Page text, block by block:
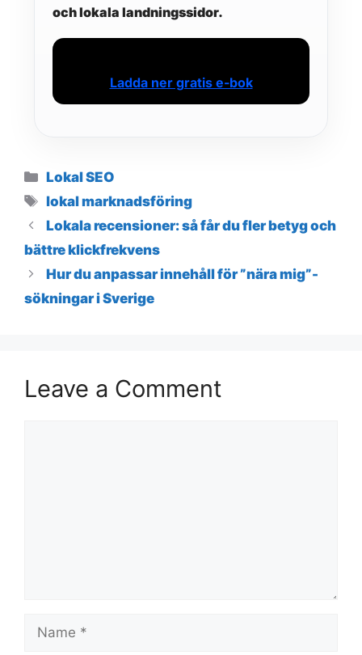
och lokala landningssidor.
Ladda ner gratis e-bok
Lokal SEO
lokal marknadsföring
Lokala recensioner: så får du fler betyg och
bättre klickfrekvens
Hur du anpassar innehåll för ”nära mig”-
sökningar i Sverige
Leave a Comment